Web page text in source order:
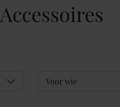
Accessoires
Déplier Voor wie